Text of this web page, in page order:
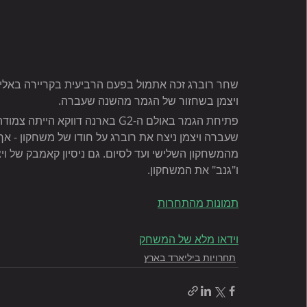
ויצמן בשחזור של הגמר מהשנה שעברה.
שעברה ויצמן ניצח את רוברג על חודו של משחקון
מהמשחקון השלישי ועד לסיום. גם ניסיון קאמבק של
ו"גנב" את המשחקון.
תמונות מהתחרות
וידאו מלא של המשחק
תחרויות ביליארד בארץ